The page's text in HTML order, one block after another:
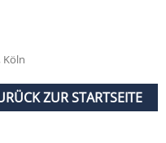
ZUR STARTSEITE